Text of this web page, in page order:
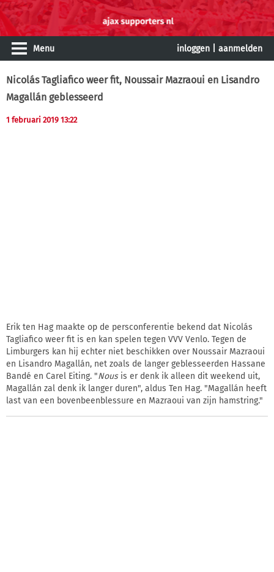
Menu inloggen aanmelden
Nicolás Tagliafico weer fit, Noussair Mazraoui en Lisandro
Magallán geblesseerd
1 februari 2019 13:22
Erik ten Hag maakte op de persconferentie bekend dat Nicolás
Tagliafico weer fit is en kan spelen tegen VVV Venlo. Tegen de
Limburgers kan hij echter niet beschikken over Noussair Mazraoui
en Lisandro Magallán, net zoals de langer geblesseerden Hassane
Bandé en Carel Eiting. "Nousis er denk ik alleen dit weekend uit,
Magallán zal denk ik langer duren", aldus Ten Hag. "Magallán heeft
last van een bovenbeenblessure en Mazraoui van zijn hamstring."